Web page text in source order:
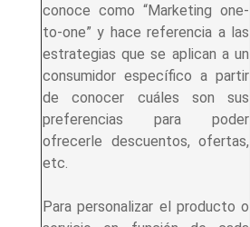
conoce como “Marketing one-
to-one” y hace referencia a las
estrategias que se aplican a un
consumidor específico a partir
de conocer cuáles son sus
preferencias para poder
ofrecerle descuentos, ofertas,
etc.
Para personalizar el producto o